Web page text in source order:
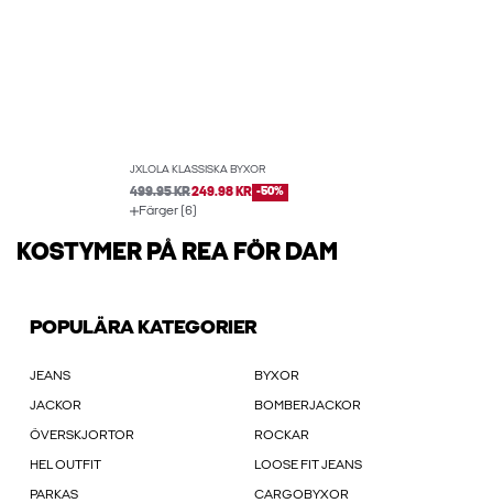
JXLOLA KLASSISKA BYXOR
499.95 KR249.98 KR -50%
Färger (6)
KOSTYMER PÅ REA FÖR DAM
POPULÄRA KATEGORIER
JEANS BYXOR
JACKOR BOMBERJACKOR
ÖVERSKJORTOR ROCKAR
HEL OUTFIT LOOSE FIT JEANS
PARKAS CARGOBYXOR